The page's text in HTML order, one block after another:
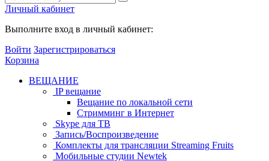
Личный кабинет
Выполните вход в личный кабинет:
Войти Зарегистрироваться
Корзина
ВЕЩАНИЕ
IP вещание
Вещание по локальной сети
Стримминг в Интернет
Skype для ТВ
Запись/Воспроизведение
Комплекты для трансляции Streaming Fruits
Мобильные студии Newtek